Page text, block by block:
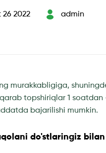
26 2022 admin
murakkabligiga,
topshiriqlar 1 soatdan
bajarilishi mumkin.
do'stlaringiz